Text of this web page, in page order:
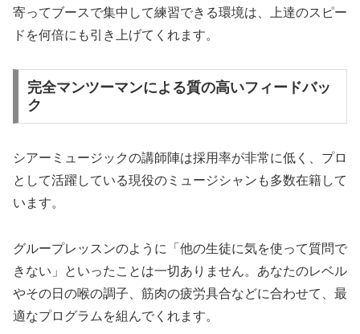
寄ってブースで集中して練習できる環境は、上達のスピー
ドを何倍にも引き上げてくれます。
完全マンツーマンによる質の高いフィードバッ
ク
シアーミュージックの講師陣は採用率が非常に低く、プロ
として活躍している現役のミュージシャンも多数在籍して
います。
グループレッスンのように「他の生徒に気を使って質問で
きない」といったことは一切ありません。あなたのレベル
やその日の喉の調子、筋肉の疲労具合などに合わせて、最
適なプログラムを組んでくれます。